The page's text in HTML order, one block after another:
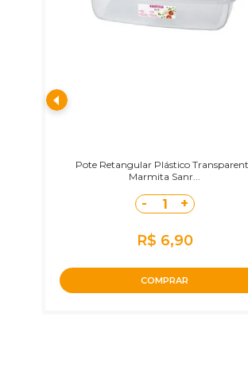
Pote Retangular Plástico
Marmita Sanr...
- 1 +
R$ 6,90
COMPRAR